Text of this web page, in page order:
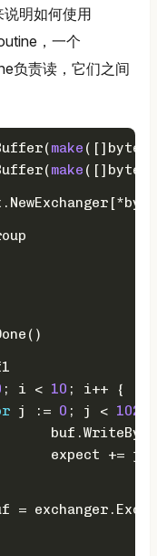
明如何使用
，一个
负责读，它们之间
make ([] byte
make ([] byte
; i < 10 ; i++ {
j := 0 ; j < 1024
expect += j
=